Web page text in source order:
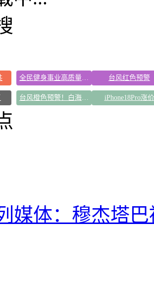
全民健身事业高质量发展 台风红色预警
台风橙色预警！白海豚逼近浙闽沿海 iPhone18Pro涨价
媒体：穆杰塔